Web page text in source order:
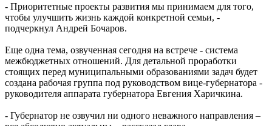
- Приоритетные проекты развития мы принимаем для того,
чтобы улучшить жизнь каждой конкретной семьи, -
подчеркнул Андрей Бочаров.
Еще одна тема, озвученная сегодня на встрече - система
межбюджетных отношений. Для детальной проработки
стоящих перед муниципальными образованиями задач будет
создана рабочая группа под руководством вице-губернатора -
руководителя аппарата губернатора Евгения Харичкина.
- Губернатор не озвучил ни одного неважного направления –